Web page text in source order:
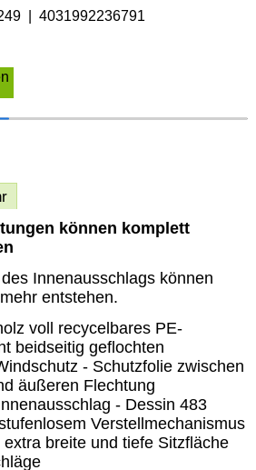
4031992236791
können komplett
Innenausschlags können
entstehen.
voll recycelbares PE-
beidseitig geflochten
- Schutzfolie zwischen
äußeren Flechtung
- Dessin 483
Verstellmechanismus
extra breite und tiefe Sitzfläche